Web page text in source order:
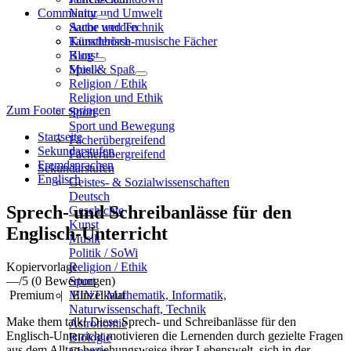
Natur und Umwelt
Sache und Technik
Künstlerisch-musische Fächer
Kunst
Musik
Religion / Ethik
Religion und Ethik
Sport
Sport und Bewegung
Fächerübergreifend
Fächerübergreifend
Sekundarstufen
Geistes- & Sozialwissenschaften
Deutsch
Geschichte
Kunst
Musik
Politik / SoWi
Religion / Ethik
Sport
MINT: Mathematik, Informatik,
Naturwissenschaft, Technik
Astronomie
Biologie
Community
Autor werden
Tauschbörse
Blog
Spiel & Spaß
Zum Footer springen
Startseite
Sekundarstufen
Fremdsprachen
Englisch
Sprech- und Schreibanlässe für den
Englisch-Unterricht
Kopiervorlage
—/5 (0 Bewertungen)
Premium|
Einzelkauf
Make them talk! Diese Sprech- und Schreibanlässe für den
Englisch-Unterricht motivieren die Lernenden durch gezielte Fragen